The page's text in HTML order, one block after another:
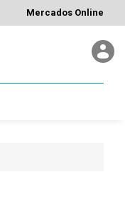
Mercados Online